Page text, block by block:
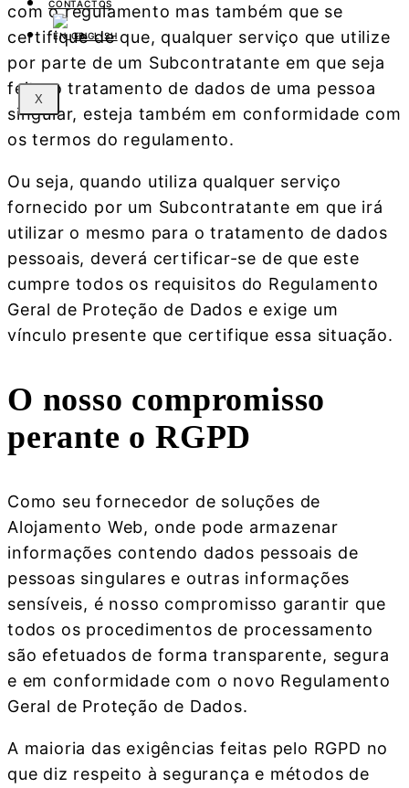
CONTACTOS
ENGLISH
X
com o regulamento mas também que se
certifique de que, qualquer serviço que utilize
por parte de um Subcontratante em que seja
feito o tratamento de dados de uma pessoa
singular, esteja também em conformidade com
os termos do regulamento.
Ou seja, quando utiliza qualquer serviço
fornecido por um Subcontratante em que irá
utilizar o mesmo para o tratamento de dados
pessoais, deverá certificar-se de que este
cumpre todos os requisitos do Regulamento
Geral de Proteção de Dados e exige um
vínculo presente que certifique essa situação.
O nosso compromisso
perante o RGPD
Como seu fornecedor de soluções de
Alojamento Web, onde pode armazenar
informações contendo dados pessoais de
pessoas singulares e outras informações
sensíveis, é nosso compromisso garantir que
todos os procedimentos de processamento
são efetuados de forma transparente, segura
e em conformidade com o novo Regulamento
Geral de Proteção de Dados.
A maioria das exigências feitas pelo RGPD no
que diz respeito à segurança e métodos de